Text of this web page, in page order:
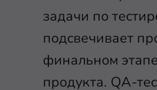
задачи по
подсвечивает
финальном
продукта. QA-